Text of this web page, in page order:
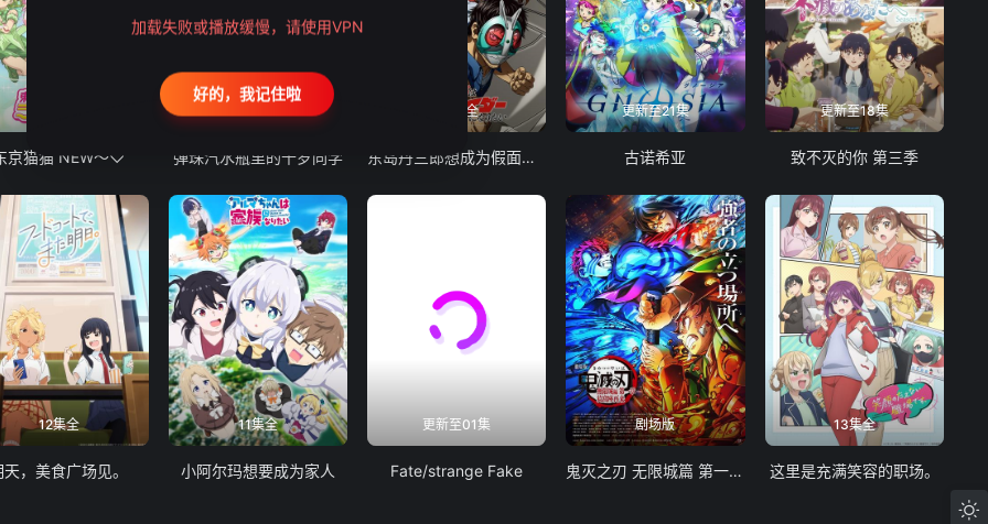
京猫猫 NEW～♡ 弹珠汽水瓶里的千岁同学
24集全
东岛丹三郎想成为假面骑士
更新至21集
古诺希亚
更新至18集
致不灭的你 第三季
12集全
天，美食广场见。
11集全
小阿尔玛想要成为家人
更新至01集
Fate/strange Fake
剧场版
鬼灭之刃 无限城篇 第一章 猗窝座再袭
13集全
这里是充满笑容的职场。
加载失败或播放缓慢，请使用VPN
好的，我记住啦